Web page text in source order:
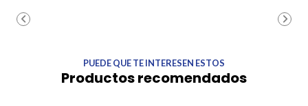
PUEDE QUE TE INTERESEN ESTOS
Productos recomendados